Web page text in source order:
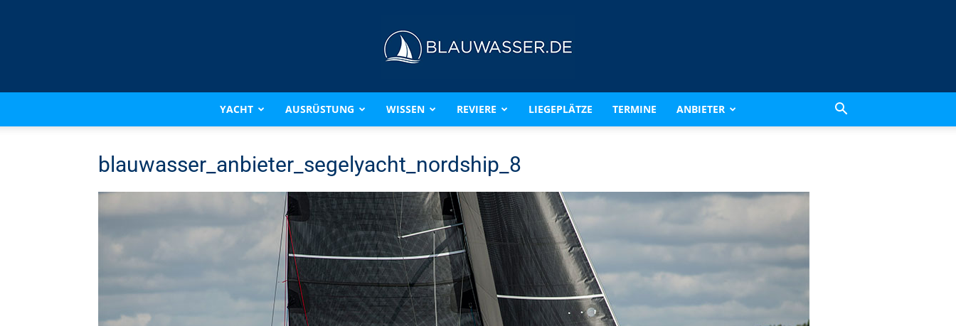
BLAUWASSER.DE
YACHT AUSRÜSTUNG WISSEN REVIERE LIEGEPLÄTZE TERMINE ANBIETER
blauwasser_anbieter_segelyacht_nordship_8